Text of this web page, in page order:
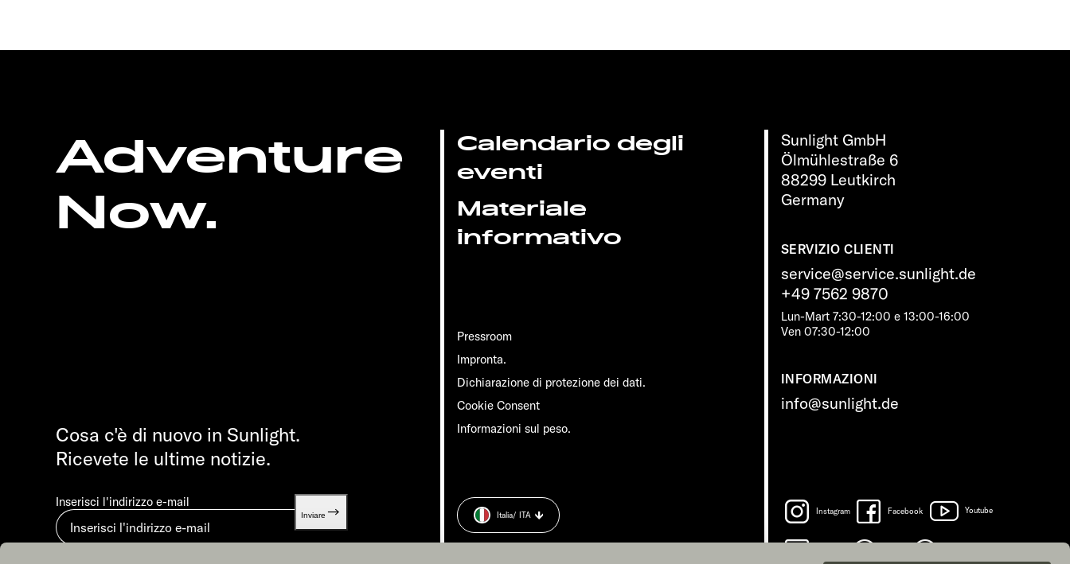
Adventure
Now.
Sunlight GmbH
Ölmühlestraße 6
88299 Leutkirch
Germany
SERVIZIO CLIENTI
service@service.sunlight.de
+49 7562 9870
Lun-Mart 7:30-12:00 e 13:00-16:00
Ven 07:30-12:00
INFORMAZIONI
info@sunlight.de
Calendario degli
eventi
Materiale
informativo
Pressroom
Impronta.
Dichiarazione di protezione dei dati.
Cookie Consent
Informazioni sul peso.
Cosa c'è di nuovo in Sunlight.
Ricevete le ultime notizie.
Inserisci l'indirizzo e-mail
Inviare Instagram Facebook Youtube
Italia/ ITA